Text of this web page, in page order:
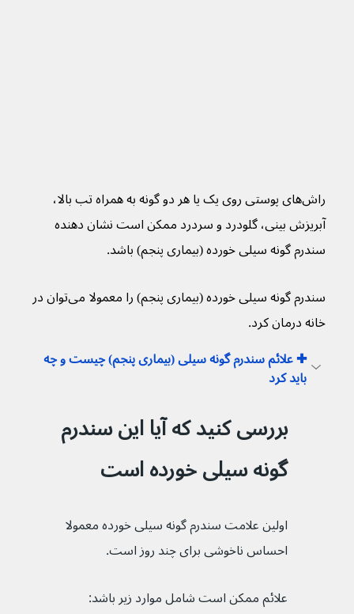
راش‌های پوستی روی یک یا هر دو گونه به همراه تب بالا،
آبریزش بینی، گلودرد و سردرد ممکن است نشان دهنده
سندرم گونه سیلی خورده (بیماری پنجم) باشد.
سندرم گونه سیلی خورده (بیماری پنجم) را معمولا می‌توان در
خانه درمان کرد.
✚ علائم سندرم گونه سیلی (بیماری پنجم) چیست و چه
باید کرد
بررسی کنید که آیا این سندرم
گونه سیلی خورده است
اولین علامت سندرم گونه سیلی خورده معمولا
احساس ناخوشی برای چند روز است.
علائم ممکن است شامل موارد زیر باشد: